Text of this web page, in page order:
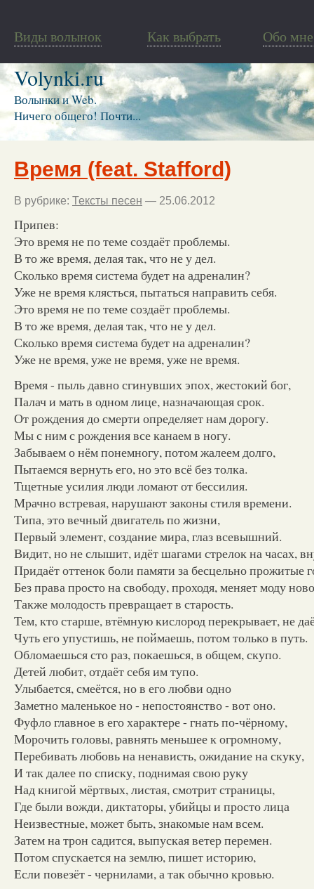
Виды волынок Как выбрать Обо мне
Volynki.ru
Волынки и Web.
Ничего общего! Почти...
Время (feat. Stafford)
В рубрике: Тексты песен — 25.06.2012
Припев:
Это время не по теме создаёт проблемы.
В то же время, делая так, что не у дел.
Сколько время система будет на адреналин?
Уже не время клясться, пытаться направить себя.
Это время не по теме создаёт проблемы.
В то же время, делая так, что не у дел.
Сколько время система будет на адреналин?
Уже не время, уже не время, уже не время.
Время - пыль давно сгинувших эпох, жестокий бог,
Палач и мать в одном лице, назначающая срок.
От рождения до смерти определяет нам дорогу.
Мы с ним с рождения все канаем в ногу.
Забываем о нём понемногу, потом жалеем долго,
Пытаемся вернуть его, но это всё без толка.
Тщетные усилия люди ломают от бессилия.
Мрачно встревая, нарушают законы стиля времени.
Типа, это вечный двигатель по жизни,
Первый элемент, создание мира, глаз всевышний.
Видит, но не слышит, идёт шагами стрелок на часах,
Придаёт оттенок боли памяти за бесцельно прожитые
Без права просто на свободу, проходя, меняет моду
Также молодость превращает в старость.
Тем, кто старше, втёмную кислород перекрывает, не
Чуть его упустишь, не поймаешь, потом только в путь.
Обломаешься сто раз, покаешься, в общем, скупо.
Детей любит, отдаёт себя им тупо.
Улыбается, смеётся, но в его любви одно
Заметно маленькое но - непостоянство - вот оно.
Фуфло главное в его характере - гнать по-чёрному,
Морочить головы, равнять меньшее к огромному,
Перебивать любовь на ненависть, ожидание на скуку,
И так далее по списку, поднимая свою руку
Над книгой мёртвых, листая, смотрит страницы,
Где были вожди, диктаторы, убийцы и просто лица
Неизвестные, может быть, знакомые нам всем.
Затем на трон садится, выпуская ветер перемен.
Потом спускается на землю, пишет историю,
Если повезёт - чернилами, а так обычно кровью.